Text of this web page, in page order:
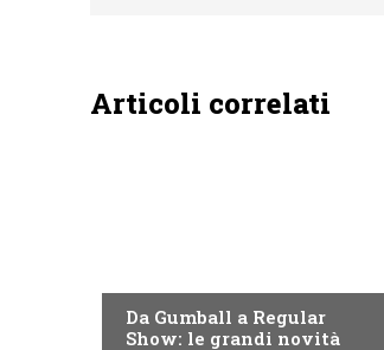
Articoli correlati
Da Gumball a Regular
Show: le grandi novità